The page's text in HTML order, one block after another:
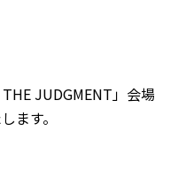
JUDGMENT」会場
ます。